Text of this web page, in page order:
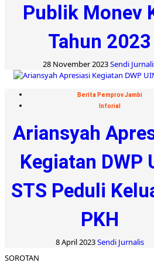
Publik Monev
Tahun 2023
28 November 2023Sendi
Berita Pemprov Jambi
Inforial
Ariansyah
Kegiatan DWP
STS Peduli
PKH
8 April 2023Sendi Jurnalis
SOROTAN